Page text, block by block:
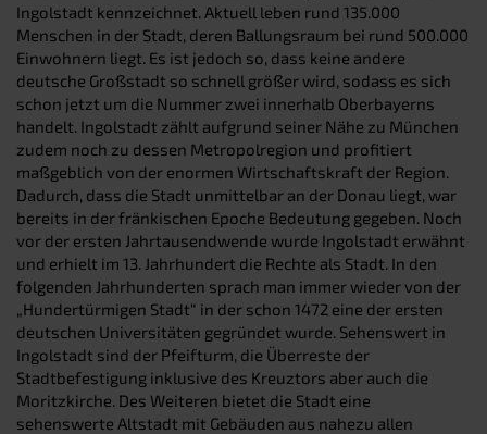
Ingolstadt kennzeichnet. Aktuell leben rund 135.000
Menschen in der Stadt, deren Ballungsraum bei rund 500.000
Einwohnern liegt. Es ist jedoch so, dass keine andere
deutsche Großstadt so schnell größer wird, sodass es sich
schon jetzt um die Nummer zwei innerhalb Oberbayerns
handelt. Ingolstadt zählt aufgrund seiner Nähe zu München
zudem noch zu dessen Metropolregion und profitiert
maßgeblich von der enormen Wirtschaftskraft der Region.
Dadurch, dass die Stadt unmittelbar an der Donau liegt, war
bereits in der fränkischen Epoche Bedeutung gegeben. Noch
vor der ersten Jahrtausendwende wurde Ingolstadt erwähnt
und erhielt im 13. Jahrhundert die Rechte als Stadt. In den
folgenden Jahrhunderten sprach man immer wieder von der
„Hundertürmigen Stadt“ in der schon 1472 eine der ersten
deutschen Universitäten gegründet wurde. Sehenswert in
Ingolstadt sind der Pfeifturm, die Überreste der
Stadtbefestigung inklusive des Kreuztors aber auch die
Moritzkirche. Des Weiteren bietet die Stadt eine
sehenswerte Altstadt mit Gebäuden aus nahezu allen